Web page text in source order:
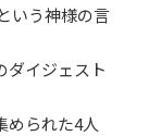
いう神様の言
ダイジェスト
められた4人